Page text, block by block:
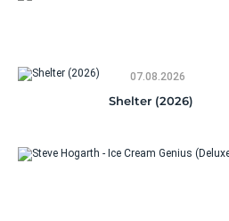
07.08.2026
Shelter (2026)